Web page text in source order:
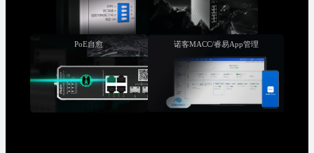
PoE自愈 诺客MACC/睿易App管理